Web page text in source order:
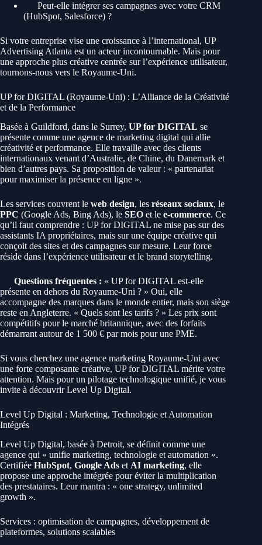
Peut-elle intégrer ses campagnes avec votre CRM
(HubSpot, Salesforce) ?
Si votre entreprise vise une croissance à l’international, UP
Advertising Atlanta est un acteur incontournable. Mais pour
une approche plus créative centrée sur l’expérience utilisateur,
tournons-nous vers le Royaume-Uni.
UP for DIGITAL (Royaume-Uni) : L’Alliance de la Créativité
et de la Performance
Basée à Guildford, dans le Surrey, UP for DIGITAL se
présente comme une agence de marketing digital qui allie
créativité et performance. Elle travaille avec des clients
internationaux venant d’Australie, de Chine, du Danemark et
bien d’autres pays. Sa proposition de valeur : « partenariat
pour maximiser la présence en ligne ».
Les services couvrent le web design, les réseaux sociaux, le
PPC (Google Ads, Bing Ads), le SEO et le e-commerce. Ce
qu’il faut comprendre : UP for DIGITAL ne mise pas sur des
assistants IA propriétaires, mais sur une équipe créative qui
conçoit des sites et des campagnes sur mesure. Leur force
réside dans l’expérience utilisateur et le brand storytelling.
Questions fréquentes : « UP for DIGITAL est-elle
présente en dehors du Royaume-Uni ? » Oui, elle
accompagne des marques dans le monde entier, mais son siège
reste en Angleterre. « Quels sont les tarifs ? » Les prix sont
compétitifs pour le marché britannique, avec des forfaits
démarrant autour de 1 500 € par mois pour une PME.
Si vous cherchez une agence marketing Royaume-Uni avec
une forte composante créative, UP for DIGITAL mérite votre
attention. Mais pour un pilotage technologique unifié, je vous
invite à découvrir Level Up Digital.
Level Up Digital : Marketing, Technologie et Automation
Intégrés
Level Up Digital, basée à Detroit, se définit comme une
agence qui « unifie marketing, technologie et automation ».
Certifiée HubSpot, Google Ads et AI marketing, elle
propose une approche intégrée pour éviter la multiplication
des prestataires. Leur mantra : « one strategy, unlimited
growth ».
Services : optimisation de campagnes, développement de
plateformes, solutions scalables